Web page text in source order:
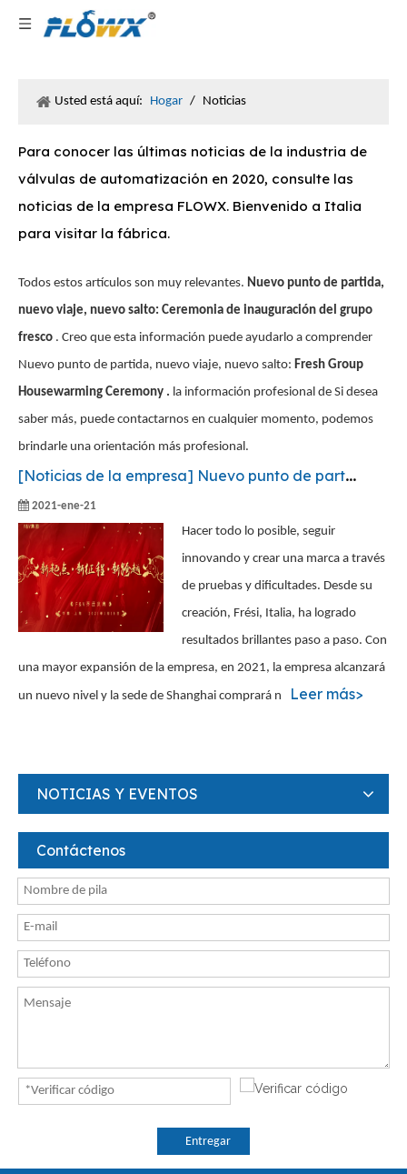
Usted está aquí: Hogar / Noticias
Para conocer las últimas noticias de la industria de
válvulas de automatización en 2020, consulte las
noticias de la empresa FLOWX. Bienvenido a Italia
para visitar la fábrica.
Todos estos artículos son muy relevantes. Nuevo punto de partida,
nuevo viaje, nuevo salto: Ceremonia de inauguración del grupo
fresco . Creo que esta información puede ayudarlo a comprender
Nuevo punto de partida, nuevo viaje, nuevo salto: Fresh Group
Housewarming Ceremony . la información profesional de Si desea
saber más, puede contactarnos en cualquier momento, podemos
brindarle una orientación más profesional.
[Noticias de la empresa] Nuevo punto de partida, nuevo viaje, nuevo salto——Ceremonia de inauguración del grupo Fresh
2021-ene-21
Hacer todo lo posible, seguir
innovando y crear una marca a través
de pruebas y dificultades. Desde su
creación, Frési, Italia, ha logrado
resultados brillantes paso a paso. Con
una mayor expansión de la empresa, en 2021, la empresa alcanzará
un nuevo nivel y la sede de Shanghai comprará n Leer más>
NOTICIAS Y EVENTOS
Contáctenos
Entregar